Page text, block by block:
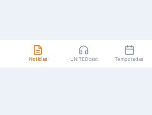
Notícias UNITEDcast Temporadas